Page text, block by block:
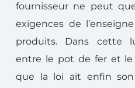
fournisseur ne peut
exigences de
produits. Dans cette
entre le pot de fer et
que la loi ait enfin